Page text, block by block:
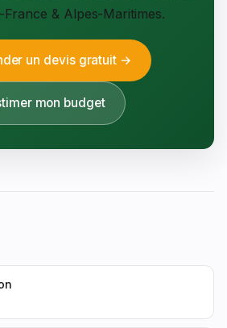
& Alpes-Maritimes.
un devis gratuit →
mon budget